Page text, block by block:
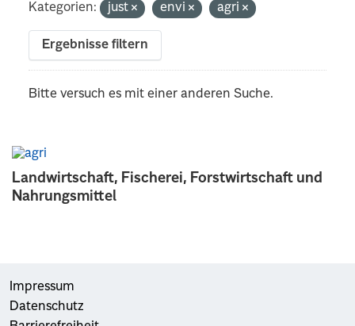
Landwirtschaft, Fischerei, Forstwirtschaft und
Nahrungsmittel
Kategorien:
just envi agri
Ergebnisse filtern
Bitte versuch es mit einer anderen Suche.
Impressum
Datenschutz